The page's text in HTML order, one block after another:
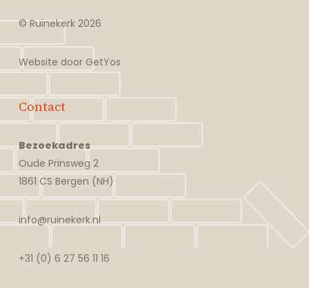
© Ruïnekerk 2026
Website doorGetYos
Contact
Bezoekadres
Oude Prinsweg 2
1861 CS Bergen (NH)
info@ruinekerk.nl
+31 (0) 6 27 56 11 16